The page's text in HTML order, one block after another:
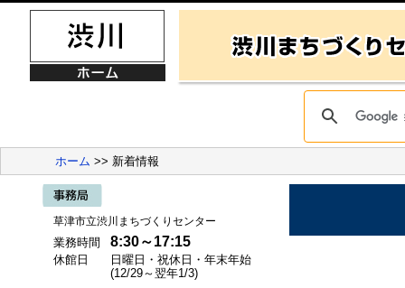
ホーム >> 新着情報
草津市立渋川まちづくりセンター
業務時間 8:30～17:15
休館日
日曜日・祝休日・年末年始
(12/29～翌年1/3)